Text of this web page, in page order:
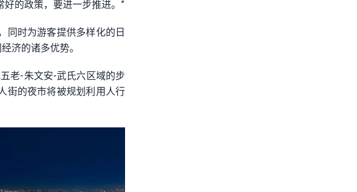
的政策，要进一步推进。”
同时为游客提供多样化的日
济的诸多优势。
老-朱文安-武氏六区域的步
街的夜市将被规划利用人行